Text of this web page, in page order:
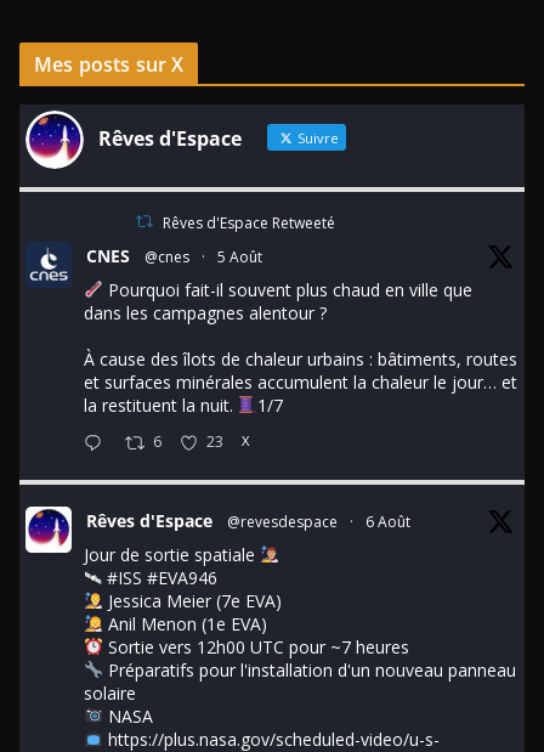
Mes posts sur X
Rêves d'Espace Suivre
Rêves d'Espace Retweeté
CNES @cnes · 5 Août
Pourquoi fait-il souvent plus chaud en ville que
dans les campagnes alentour ?
À cause des îlots de chaleur urbains : bâtiments, routes
et surfaces minérales accumulent la chaleur le jour… et
la restituent la nuit.
1/7
6 23 X
Rêves d'Espace @revesdespace · 6 Août
Jour de sortie spatiale
🛰 #ISS #EVA946
Jessica Meier (7e EVA)
Anil Menon (1e EVA)
Sortie vers 12h00 UTC pour ~7 heures
Préparatifs pour l'installation d'un nouveau panneau
solaire
NASA
https://plus.nasa.gov/scheduled-video/u-s-